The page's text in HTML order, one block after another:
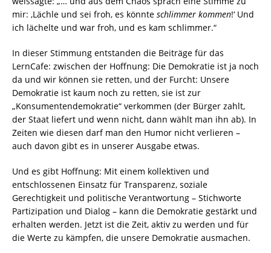
mir: ‚Lächle und sei froh, es könnte schlimmer kommen!‘ Und
ich lächelte und war froh, und es kam schlimmer.“
In dieser Stimmung entstanden die Beiträge für das
LernCafe: zwischen der Hoffnung: Die Demokratie ist ja noch
da und wir können sie retten, und der Furcht: Unsere
Demokratie ist kaum noch zu retten, sie ist zur
„Konsumentendemokratie“ verkommen (der Bürger zahlt,
der Staat liefert und wenn nicht, dann wählt man ihn ab). In
Zeiten wie diesen darf man den Humor nicht verlieren –
auch davon gibt es in unserer Ausgabe etwas.
Und es gibt Hoffnung: Mit einem kollektiven und
entschlossenen Einsatz für Transparenz, soziale
Gerechtigkeit und politische Verantwortung – Stichworte
Partizipation und Dialog – kann die Demokratie gestärkt und
erhalten werden. Jetzt ist die Zeit, aktiv zu werden und für
die Werte zu kämpfen, die unsere Demokratie ausmachen.